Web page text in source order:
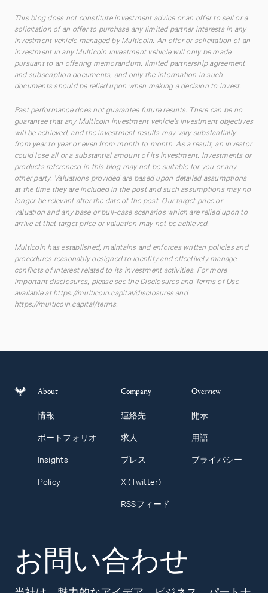
This blog does not constitute investment advice or an offer to sell or a
solicitation of an offer to purchase any limited partner interests in any
investment vehicle managed by Multicoin. An offer or solicitation of an
investment in any Multicoin investment vehicle will only be made
pursuant to an offering memorandum, limited partnership agreement
and subscription documents, and only the information in such
documents should be relied upon when making a decision to invest.
Past performance does not guarantee future results. There can be no
guarantee that any Multicoin investment vehicle’s investment objectives
will be achieved, and the investment results may vary substantially
from year to year or even from month to month. As a result, an investor
could lose all or a substantial amount of its investment. Investments or
products referenced in this blog may not be suitable for you or any
other party. Valuations provided are based upon detailed assumptions
at the time they are included in the post and such assumptions may no
longer be relevant after the date of the post. Our target price or
valuation and any base or bull-case scenarios which are relied upon to
arrive at that target price or valuation may not be achieved.
Multicoin has established, maintains and enforces written policies and
procedures reasonably designed to identify and effectively manage
conflicts of interest related to its investment activities. For more
important disclosures, please see the Disclosures and Terms of Use
available athttps://multicoin.capital/disclosuresand
https://multicoin.capital/terms.
About
情報
ポートフォリオ
Insights
Policy
Company
連絡先
求人
プレス
X (Twitter)
RSSフィード
Overview
開示
用語
プライバシー
お問い合わせ